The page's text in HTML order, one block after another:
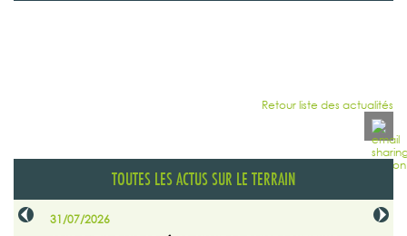
Retour liste des actualités
TOUTES LES ACTUS SUR LE TERRAIN
31/07/2026 29/07/